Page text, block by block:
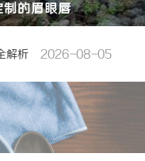
身定制的眉眼唇
业现状详细解析
2026-
解析
2026-08-05
用
2026-08-05
务价值
2026-08-05
展趋势
2026-08-05